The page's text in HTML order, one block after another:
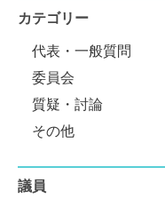
カテゴリー
代表・一般質問
委員会
質疑・討論
その他
議員